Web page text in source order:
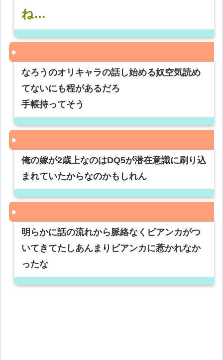
ね…
なろうのオリキャラの話し始める奴空気読め
てないにも程があるだろ
手帳持ってそう
俺の嫁が2歳上なのはDQ5が潜在意識に刷り込
まれていたからなのかもしれん
明らかに話の流れから脈絡なくビアンカがつ
いてきてたしあんまりビアンカに惹かれなか
ったな